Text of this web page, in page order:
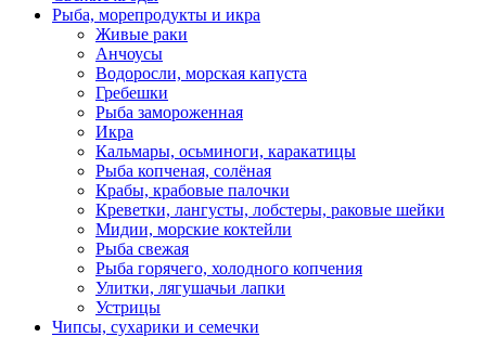
Рыба, морепродукты и икра
Живые раки
Анчоусы
Водоросли, морская капуста
Гребешки
Рыба замороженная
Икра
Кальмары, осьминоги, каракатицы
Рыба копченая, солёная
Крабы, крабовые палочки
Креветки, лангусты, лобстеры, раковые шейки
Мидии, морские коктейли
Рыба свежая
Рыба горячего, холодного копчения
Улитки, лягушачьи лапки
Устрицы
Чипсы, сухарики и семечки